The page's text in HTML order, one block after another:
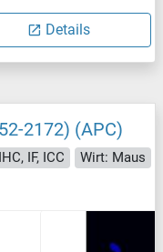
Details
2172) (APC)
IF, ICC
Wirt: Maus